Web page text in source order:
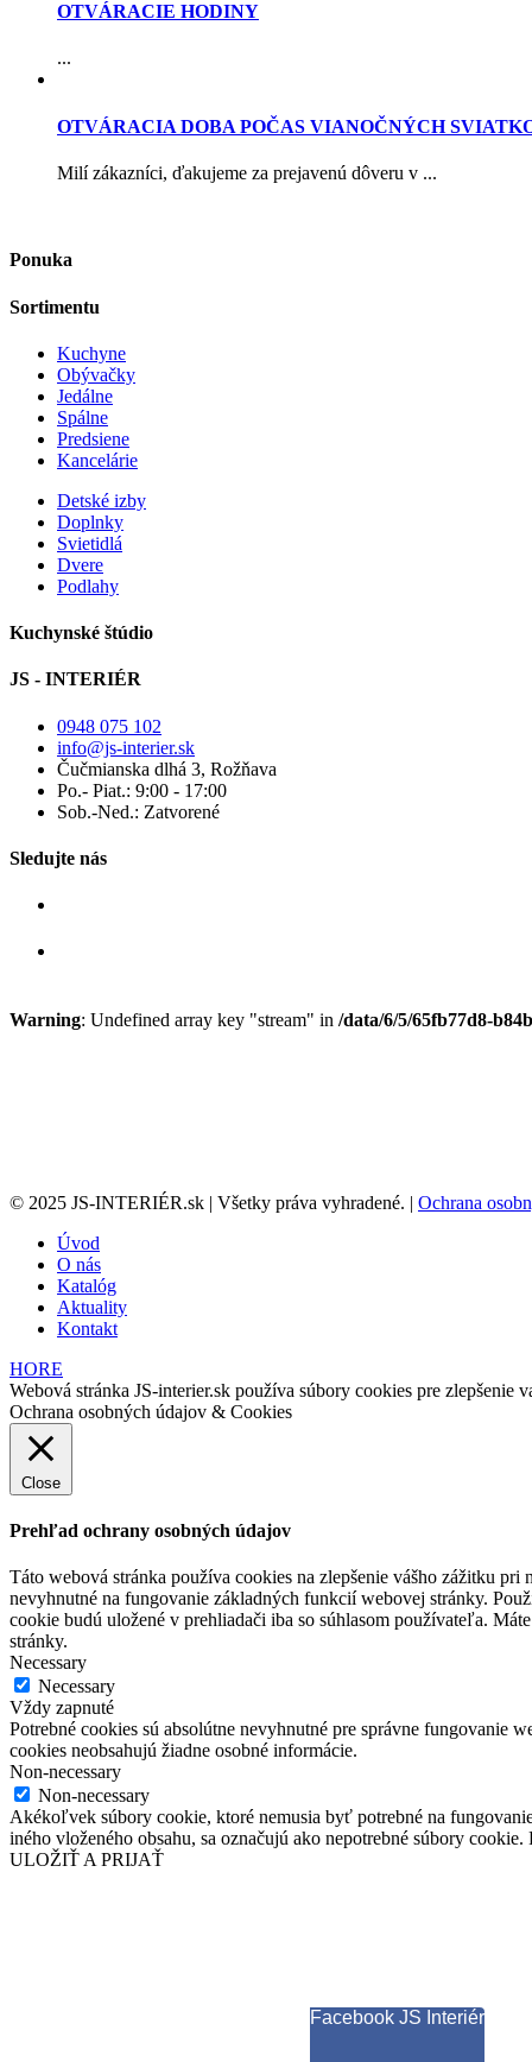
OTVÁRACIE HODINY
...
OTVÁRACIA DOBA POČAS VIANOČNÝCH
Milí zákazníci, ďakujeme za prejavenú dôveru v ...
Ponuka
Sortimentu
Kuchyne
Obývačky
Jedálne
Spálne
Predsiene
Kancelárie
Detské izby
Doplnky
Svietidlá
Dvere
Podlahy
Kuchynské štúdio
JS - INTERIÉR
0948 075 102
info@js-interier.sk
Čučmianska dlhá 3, Rožňava
Po.- Piat.: 9:00 - 17:00
Sob.-Ned.: Zatvorené
Sledujte nás
Warning: Undefined array key "stream" in /data/6/5/65fb77d8-
© 2025 JS-INTERIÉR.sk | Všetky práva vyhradené. | Ochrana
Úvod
O nás
Katalóg
Aktuality
Kontakt
HORE
Webová stránka JS-interier.sk používa súbory cookies pre zlepšenie
Ochrana osobných údajov & Cookies
Close
Prehľad ochrany osobných údajov
Táto webová stránka používa cookies na zlepšenie vášho zážitku
nevyhnutné na fungovanie základných funkcií webovej stránky.
cookie budú uložené v prehliadači iba so súhlasom používateľa.
stránky.
Necessary
Necessary
Vždy zapnuté
Potrebné cookies sú absolútne nevyhnutné pre správne fungovanie
cookies neobsahujú žiadne osobné informácie.
Non-necessary
Non-necessary
Akékoľvek súbory cookie, ktoré nemusia byť potrebné na
iného vloženého obsahu, sa označujú ako nepotrebné súbory
ULOŽIŤ A PRIJAŤ
Facebook JS Interiér